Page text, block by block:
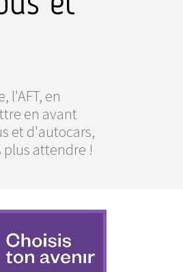
l'AFT, en
en avant
et d'autocars,
plus attendre !